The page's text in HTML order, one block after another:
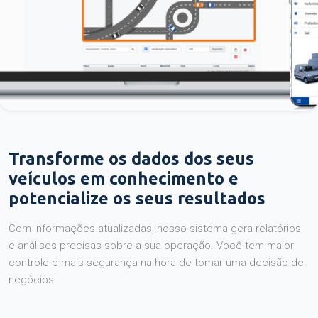
Transforme os dados dos seus
veículos em conhecimento e
potencialize os seus resultados
Com informações atualizadas, nosso sistema gera relatórios
e análises precisas sobre a sua operação. Você tem maior
controle e mais segurança na hora de tomar uma decisão de
negócios.